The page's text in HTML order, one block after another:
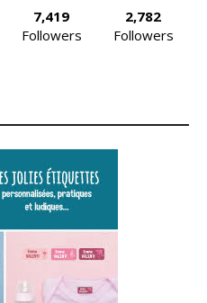
7,419
Followers
2,782
Followers